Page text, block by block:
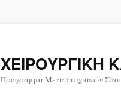
ΧΕΙΡΟΥΡΓΙΚΗ
Πρόγραμμα Μεταπτυχιακών